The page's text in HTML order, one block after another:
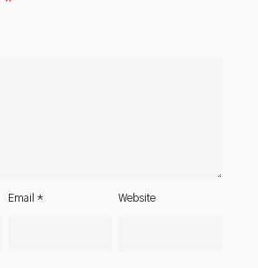
Email* Website